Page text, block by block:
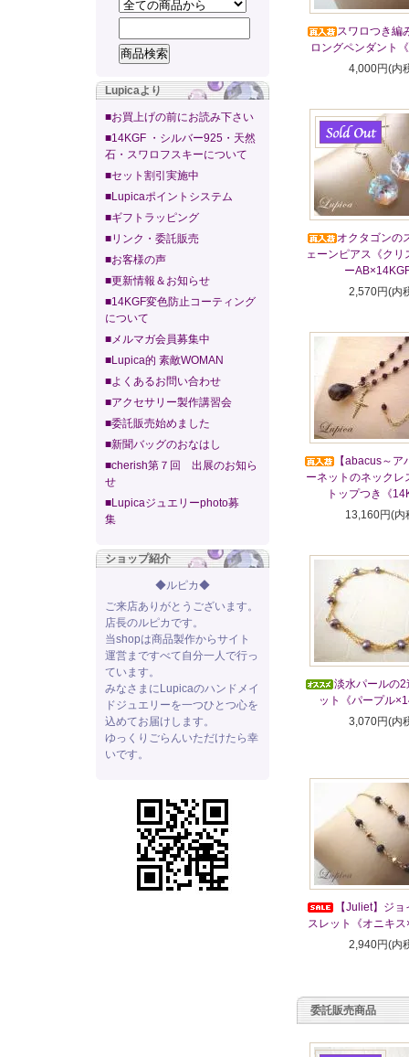
Lupicaより
■お買上げの前にお読み下さい
■14KGF ・シルバー925・天然
石・スワロフスキーについて
■セット割引実施中
■Lupicaポイントシステム
■ギフトラッピング
■リンク・委託販売
■お客様の声
■更新情報＆お知らせ
■14KGF変色防止コーティング
について
■メルマガ会員募集中
■Lupica的 素敵WOMAN
■よくあるお問い合わせ
■アクセサリー製作講習会
■委託販売始めました
■新聞バッグのおなはし
■cherish第７回 出展のお知ら
せ
■Lupicaジュエリーphoto募
集
ショップ紹介
◆ルピカ◆
ご来店ありがとうございます。
店長のルピカです。
当shopは商品製作からサイト
運営まですべて自分一人で行っ
ています。
みなさまにLupicaのハンドメイ
ドジュエリーを一つひとつ心を
込めてお届けします。
ゆっくりごらんいただけたら幸
いです。
スワロつき編
ロングペンダント
4,000円(内
オクタゴンの
ェーンピアス《クリ
ー
2,570円(内
【abacus～ア
ーネットのネックレ
トップつき《
13,160円(内
淡水パールの2
ット《パープル
3,070円(内
【Juliet】ジ
スレット《オニキ
2,940円(内
委託販売商品